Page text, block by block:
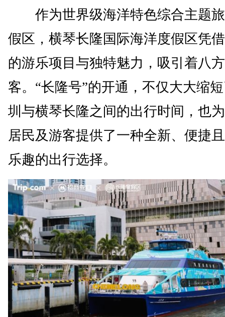
作为世界级海洋特色综合主题
假区，横琴长隆国际海洋度假区凭
的游乐项目与独特魅力，吸引着八
客。“长隆号”的开通，不仅大大缩
圳与横琴长隆之间的出行时间，也
居民及游客提供了一种全新、便捷
乐趣的出行选择。